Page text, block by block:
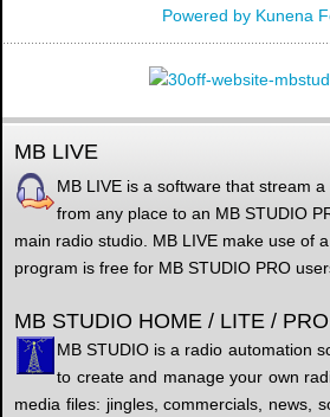
Powered by Kunena
MB LIVE
MB LIVE is a software that stream
from any place to an MB STUDIO
main radio studio. MB LIVE make use of
program is free for MB STUDIO PRO
MB STUDIO HOME / LITE / PRO
MB STUDIO is a radio automation
to create and manage your own
media files: jingles, commercials, news,